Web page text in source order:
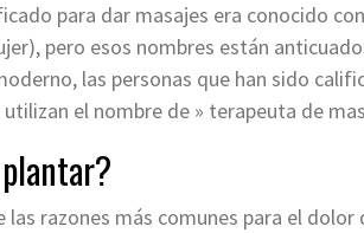
para dar masajes era conocido
pero esos nombres están
las personas que han sido
el nombre de » terapeuta de
las razones más comunes para el